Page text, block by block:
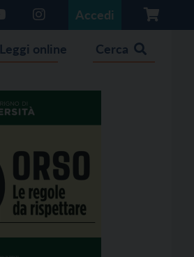
Accedi
Leggi online Cerca